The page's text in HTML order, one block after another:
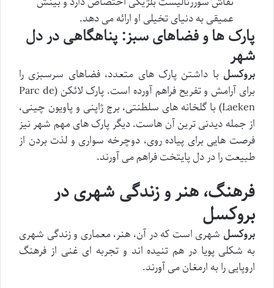
عمیقی به دنیای تخیلی او ارائه می دهد.
پارک ها و فضاهای سبز: پناهگاهی در دل
شهر
بروکسل با داشتن پارک های متعدد، فضاهای سرسبزی را
برای آرامش و تفریح فراهم آورده است. پارک لائکن (Parc de
Laeken) با گلخانه های سلطنتی، برج ژاپنی و پاویون چینی،
از جمله دیدنی ترین آن هاست. دیگر پارک های مهم شهر نیز
فرصت هایی برای پیاده روی، دوچرخه سواری و لذت بردن از
طبیعت را در دل پایتخت فراهم می آورند.
فرهنگ، هنر و زندگی شهری در
بروکسل
بروکسل شهری است که در آن، هنر، معماری و زندگی شهری
به شکلی پویا در هم تنیده اند و تجربه ای غنی از فرهنگ
اروپایی را به ارمغان می آورند.